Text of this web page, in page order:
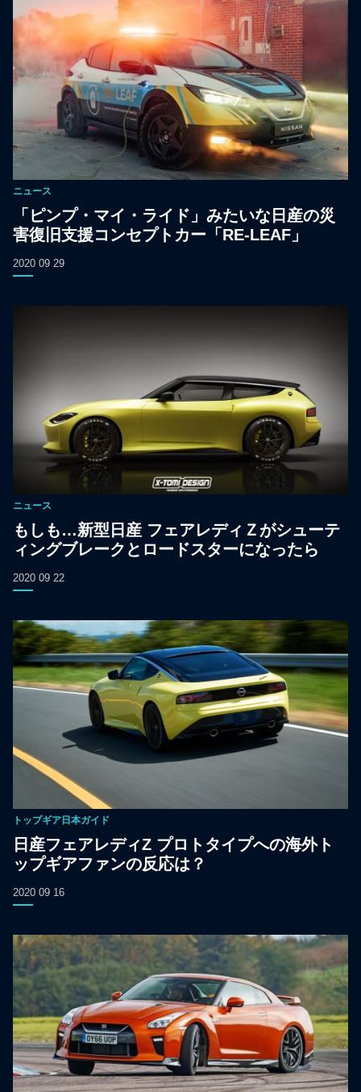
ニュース
「ピンプ・マイ・ライド」みたいな日産の災
害復旧支援コンセプトカー「RE-LEAF」
2020 09 29
ニュース
もしも…新型日産 フェアレディＺがシューテ
ィングブレークとロードスターになったら
2020 09 22
トップギア日本ガイド
日産フェアレディZ プロトタイプへの海外ト
ップギアファンの反応は？
2020 09 16